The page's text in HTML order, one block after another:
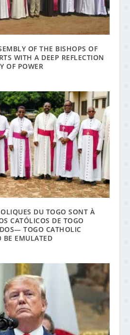
OF THE BISHOPS OF
WITH A DEEP REFLECTION
OF POWER
DU TOGO SONT À
CATÓLICOS DE TOGO
TOGO CATHOLIC
BE EMULATED